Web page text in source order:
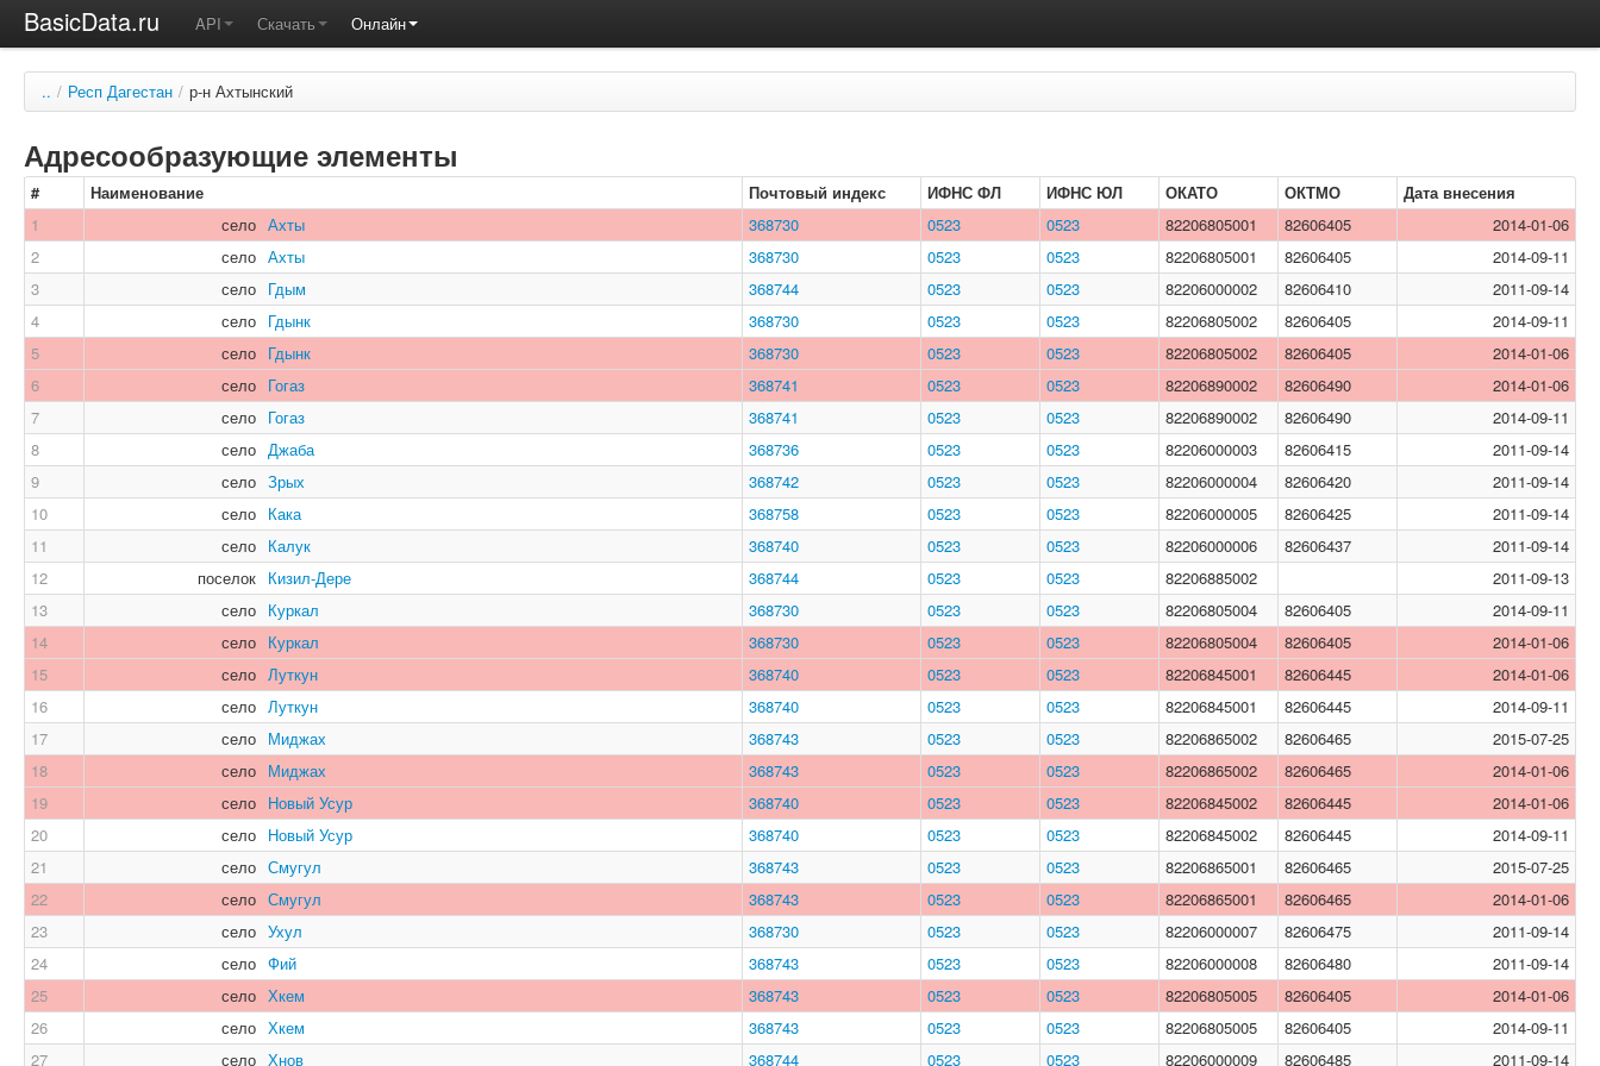
BasicData.ru API Скачать Онлайн
.. / Респ Дагестан / р-н Ахтынский
Адресообразующие элементы
# Наименование Почтовый индекс ИФНС ФЛ ИФНС ЮЛ ОКАТО ОКТМО
Дата внесения
1
село Ахты 368730 0523 0523 82206805001 82606405
2014-01-06
2
село Ахты 368730 0523 0523 82206805001 82606405
2014-09-11
3
село Гдым 368744 0523 0523 82206000002 82606410
2011-09-14
4
село Гдынк 368730 0523 0523 82206805002 82606405
2014-09-11
5
село Гдынк 368730 0523 0523 82206805002 82606405
2014-01-06
6
село Гогаз 368741 0523 0523 82206890002 82606490
2014-01-06
7
село Гогаз 368741 0523 0523 82206890002 82606490
2014-09-11
8
село Джаба 368736 0523 0523 82206000003 82606415
2011-09-14
9
село Зрых 368742 0523 0523 82206000004 82606420
2011-09-14
10
село Кака 368758 0523 0523 82206000005 82606425
2011-09-14
11
село Калук 368740 0523 0523 82206000006 82606437
2011-09-14
12
поселок Кизил-Дере 368744 0523 0523 82206885002
2011-09-13
13
село Куркал 368730 0523 0523 82206805004 82606405
2014-09-11
14
село Куркал 368730 0523 0523 82206805004 82606405
2014-01-06
15
село Луткун 368740 0523 0523 82206845001 82606445
2014-01-06
16
село Луткун 368740 0523 0523 82206845001 82606445
2014-09-11
17
село Миджах 368743 0523 0523 82206865002 82606465
2015-07-25
18
село Миджах 368743 0523 0523 82206865002 82606465
2014-01-06
19
село Новый Усур 368740 0523 0523 82206845002 82606445
2014-01-06
20
село Новый Усур 368740 0523 0523 82206845002 82606445
2014-09-11
21
село Смугул 368743 0523 0523 82206865001 82606465
2015-07-25
22
село Смугул 368743 0523 0523 82206865001 82606465
2014-01-06
23
село Ухул 368730 0523 0523 82206000007 82606475
2011-09-14
24
село Фий 368743 0523 0523 82206000008 82606480
2011-09-14
25
село Хкем 368743 0523 0523 82206805005 82606405
2014-01-06
26
село Хкем 368743 0523 0523 82206805005 82606405
2014-09-11
27
село Хнов 368744 0523 0523 82206000009 82606485 2011-09-14